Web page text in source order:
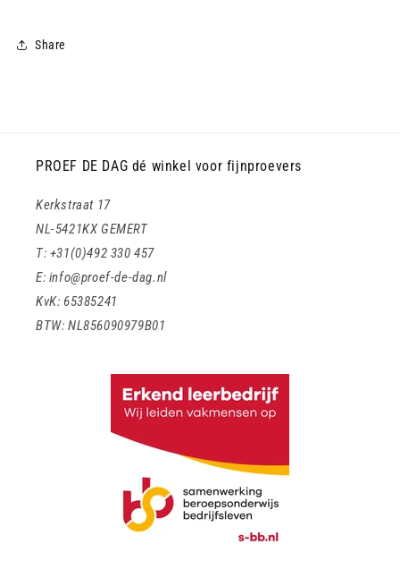
Share
PROEF DE DAG dé winkel voor fijnproevers
Kerkstraat 17
NL-5421KX GEMERT
T: +31(0)492 330 457
E: info@proef-de-dag.nl
KvK: 65385241
BTW: NL856090979B01